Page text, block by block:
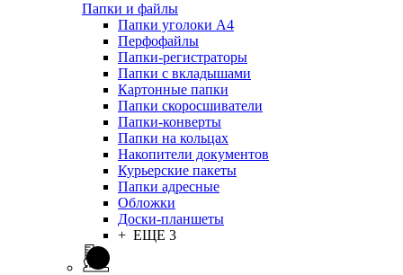
Папки и файлы
Папки уголоки А4
Перфофайлы
Папки-регистраторы
Папки с вкладышами
Картонные папки
Папки скоросшиватели
Папки-конверты
Папки на кольцах
Накопители документов
Курьерские пакеты
Папки адресные
Обложки
Доски-планшеты
+ ЕЩЕ 3